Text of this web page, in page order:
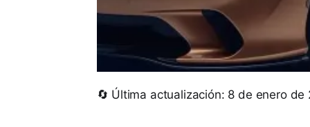
🔄 Última actualización: 8 de enero de